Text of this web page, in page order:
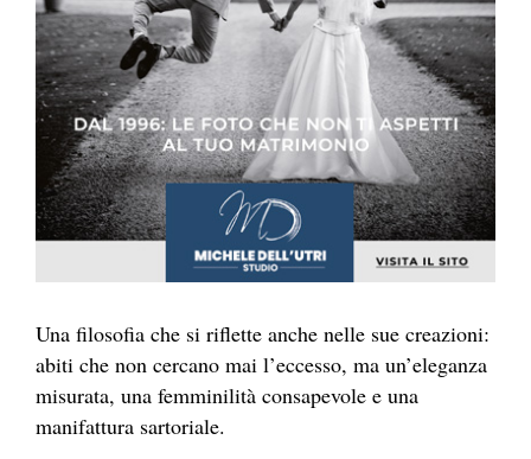
Una filosofia che si riflette anche nelle sue creazioni:
abiti che non cercano mai l’eccesso, ma un’eleganza
misurata, una femminilità consapevole e una
manifattura sartoriale.